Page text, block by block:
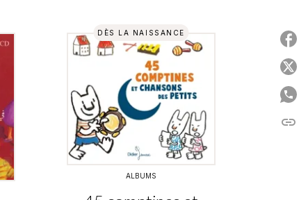
DÈS LA NAISSANCE
ALBUMS
link